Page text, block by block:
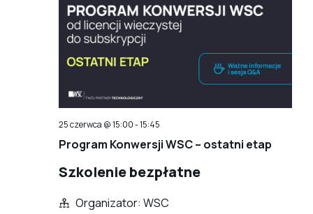
25 czerwca @ 15:00-15:45
Program Konwersji WSC – ostatni etap
Szkolenie bezpłatne
Organizator: WSC